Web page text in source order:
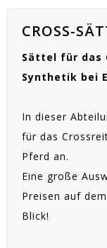
CROSS-
Sättel für das
Synthetik bei
In dieser
für das
Pferd an.
Eine große
Preisen auf
Blick!